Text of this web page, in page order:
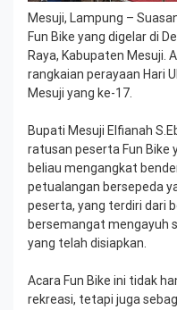
Mesuji, Lampung –
Fun Bike yang digelar di
Raya, Kabupaten Mesuji.
rangkaian perayaan Hari
Mesuji yang ke-17.
Bupati Mesuji Elfianah
ratusan peserta Fun Bike
beliau mengangkat
petualangan bersepeda
peserta, yang terdiri dari
bersemangat mengayuh
yang telah disiapkan.
Acara Fun Bike ini tidak
rekreasi, tetapi juga